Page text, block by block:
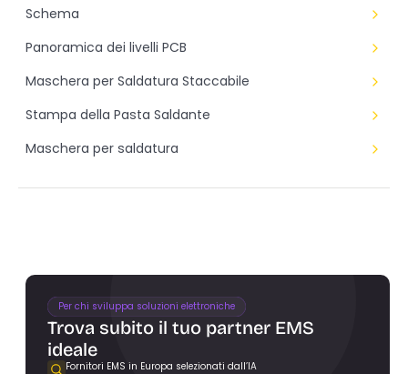
Schema
Panoramica dei livelli PCB
Maschera per Saldatura Staccabile
Stampa della Pasta Saldante
Maschera per saldatura
Per chi sviluppa soluzioni elettroniche
Trova subito il tuo partner EMS
ideale
Fornitori EMS in Europa selezionati dall’IA